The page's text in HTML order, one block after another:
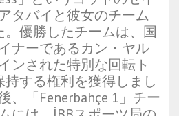
タバイと彼女のチーム
優勝したチームは、国
ナーであるカン・ヤル
ンされた特別な回転ト
持する権利を獲得しまし
、「Fenerbahçe 1」チー